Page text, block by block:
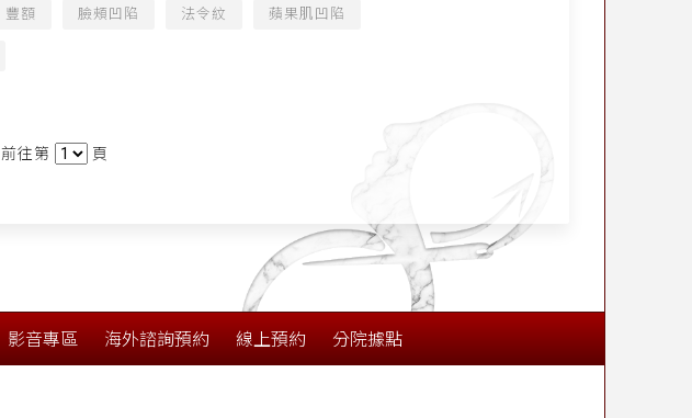
豐額 臉頰凹陷 法令紋 蘋果肌凹陷
前往第 頁
影音專區 海外諮詢預約 線上預約 分院據點